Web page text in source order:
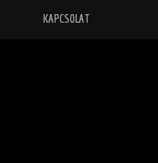
KAPCSOLAT